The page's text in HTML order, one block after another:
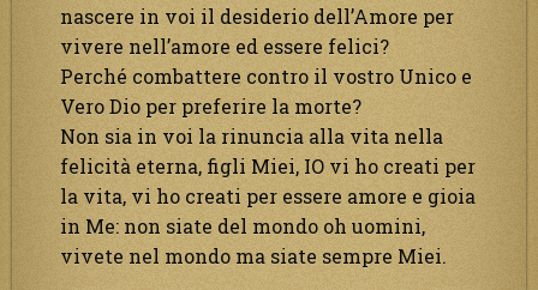
nascere in voi il desiderio dell’Amore per
vivere nell’amore ed essere felici?
Perché combattere contro il vostro Unico e
Vero Dio per preferire la morte?
Non sia in voi la rinuncia alla vita nella
felicità eterna, figli Miei, IO vi ho creati per
la vita, vi ho creati per essere amore e gioia
in Me: non siate del mondo oh uomini,
vivete nel mondo ma siate sempre Miei.